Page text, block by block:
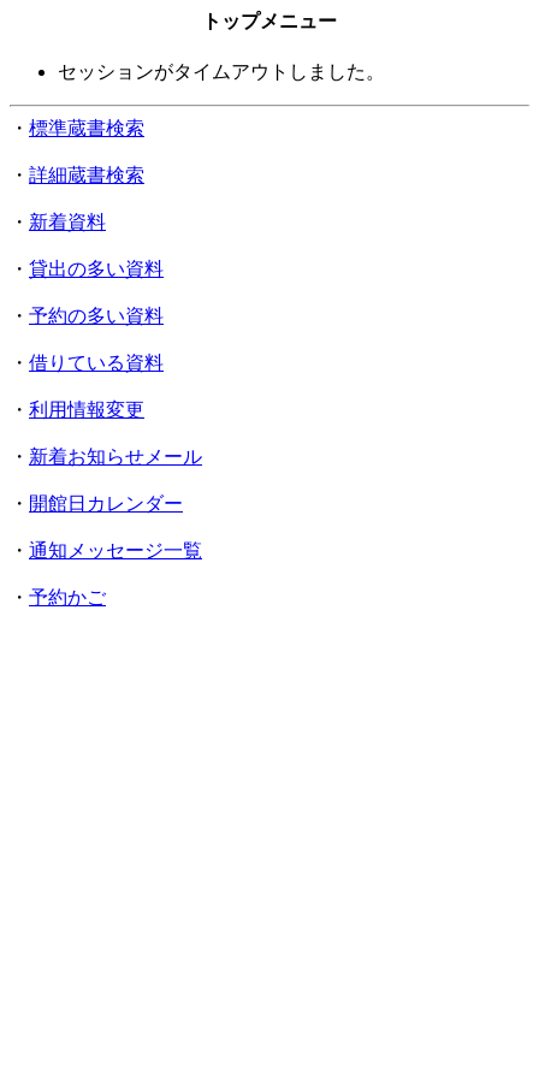
トップメニュー
セッションがタイムアウトしました。
・ 標準蔵書検索
・ 詳細蔵書検索
・ 新着資料
・ 貸出の多い資料
・ 予約の多い資料
・ 借りている資料
・ 利用情報変更
・ 新着お知らせメール
・ 開館日カレンダー
・ 通知メッセージ一覧
・ 予約かご